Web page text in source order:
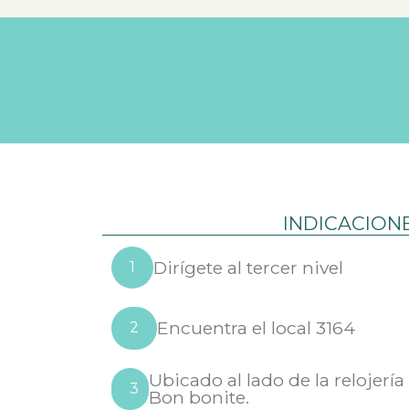
1 Dirígete al tercer nivel
2 Encuentra el local 3164
3 Ubicado al lado de la
Bon bonite.